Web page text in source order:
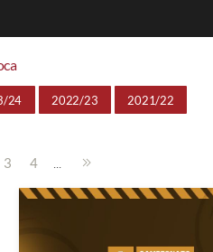
24 2022/23 2021/22
3 4 ...